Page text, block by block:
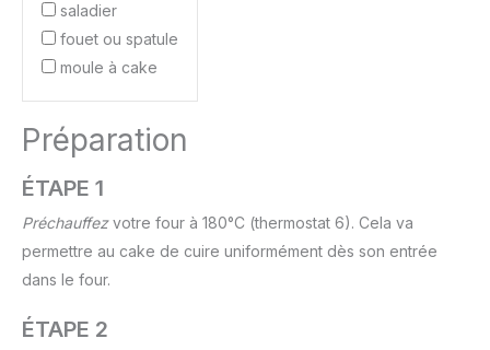
saladier
fouet ou spatule
moule à cake
Préparation
ÉTAPE 1
Préchauffezvotre four à 180°C (thermostat 6). Cela va
permettre au cake de cuire uniformément dès son entrée
dans le four.
ÉTAPE 2